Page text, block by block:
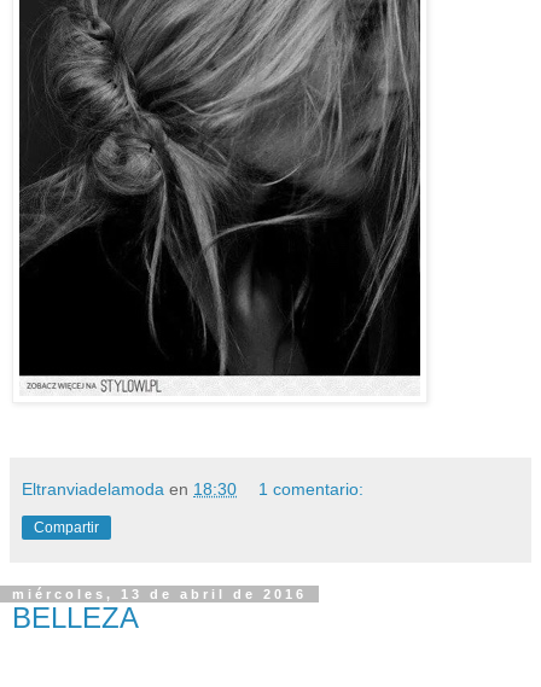
Eltranviadelamoda en 18:30 1 comentario:
Compartir
miércoles, 13 de abril de 2016
BELLEZA